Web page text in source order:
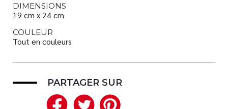
DIMENSIONS
19 cm x 24 cm
COULEUR
Tout en couleurs
PARTAGER SUR
Facebook
Twitter